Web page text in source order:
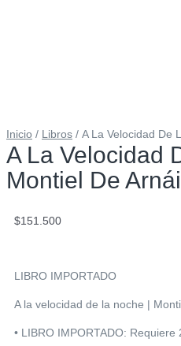
Inicio / Libros / A La Velocidad De
A La Velocidad
Montiel De
$151.500
LIBRO IMPORTADO
A la velocidad de la noche |
• LIBRO IMPORTADO: